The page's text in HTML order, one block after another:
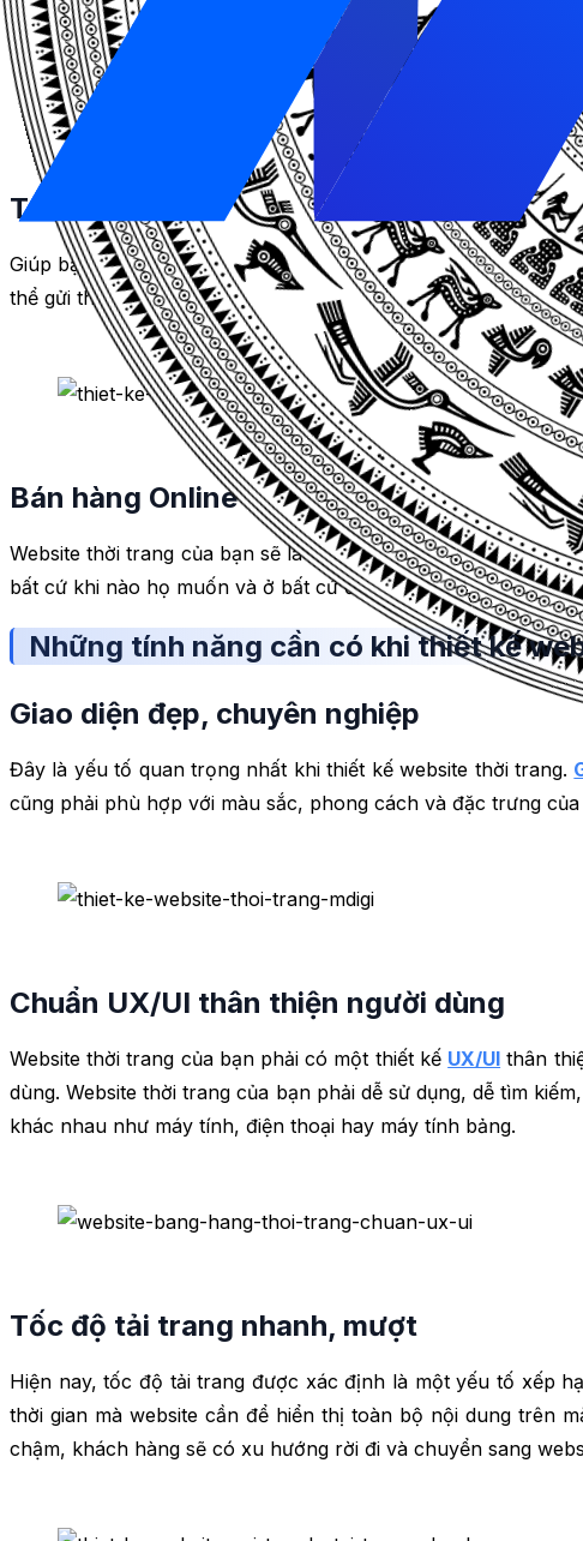
Giúp bạn gây dựng thương hiệu cho riêng bạn. Bạn sẽ có một
Tương tác trực tiếp khách hàng
Giúp bạn tạo ra một nơi để tương tác trực tiếp với khách
thể gửi thông tin khuyến mãi, tin tức mới nhất hay các
Bán hàng Online 24/7/365
Website thời trang của bạn sẽ là một nơi để bạn bán hàng
bất cứ khi nào họ muốn và ở bất cứ đâu họ có kết nối
Những tính năng cần có khi thiết kế
Giao diện đẹp, chuyên nghiệp
Đây là yếu tố quan trọng nhất khi thiết kế website thời trang.
cũng phải phù hợp với màu sắc, phong cách và đặc trưng
Chuẩn UX/UI thân thiện người dùng
Website thời trang của bạn phải có một thiết kế UX/UI thân
dùng. Website thời trang của bạn phải dễ sử dụng, dễ tìm
khác nhau như máy tính, điện thoại hay máy tính bảng.
Tốc độ tải trang nhanh, mượt
Hiện nay, tốc độ tải trang được xác định là một yếu tố xếp
thời gian mà website cần để hiển thị toàn bộ nội dung trên
chậm, khách hàng sẽ có xu hướng rời đi và chuyển sang